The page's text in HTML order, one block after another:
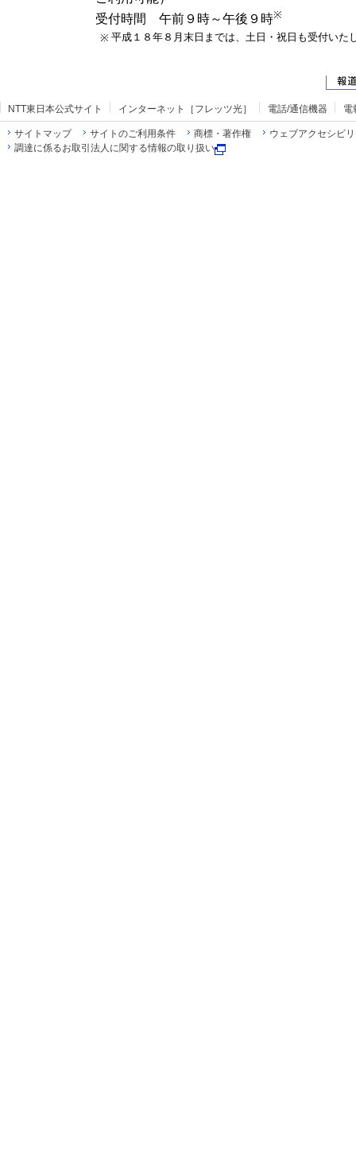
受付時間 午前９時～午後９時※
※ 平成１８年８月末日までは、土日・祝日も受付いた
NTT東日本公式サイト インターネット［フレッツ光］ 電話/通信機器 電
サイトマップ サイトのご利用条件 商標・著作権
ウェブアクセシビ
調達に係るお取引法人に関する情報の取り扱い